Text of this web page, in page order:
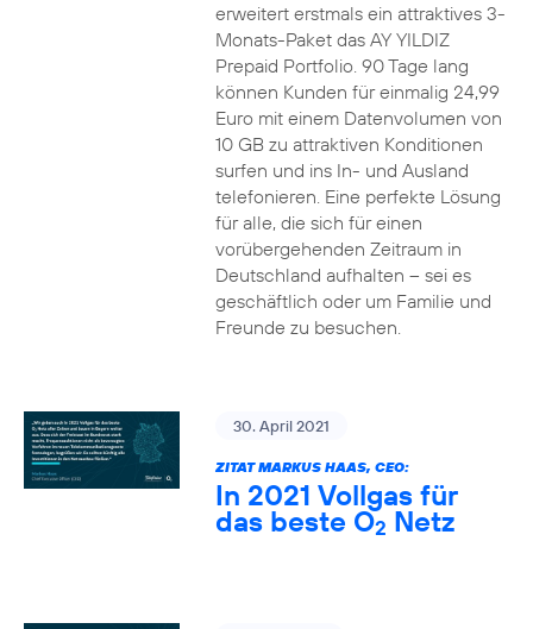
erweitert erstmals ein attraktives 3-
Monats-Paket das AY YILDIZ
Prepaid Portfolio. 90 Tage lang
können Kunden für einmalig 24,99
Euro mit einem Datenvolumen von
10 GB zu attraktiven Konditionen
surfen und ins In- und Ausland
telefonieren. Eine perfekte Lösung
für alle, die sich für einen
vorübergehenden Zeitraum in
Deutschland aufhalten – sei es
geschäftlich oder um Familie und
Freunde zu besuchen.
30. April 2021
ZITAT MARKUS HAAS, CEO:
In 2021 Vollgas für
das beste O2 Netz